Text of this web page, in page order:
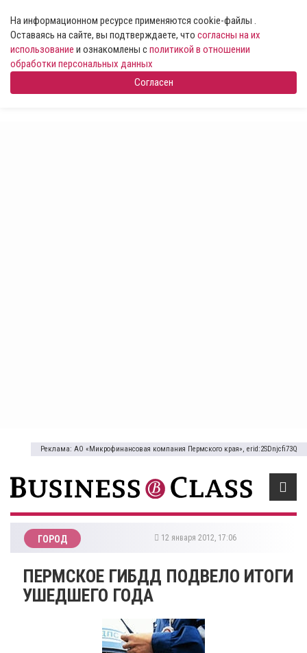
На информационном ресурсе применяются cookie-файлы .
Оставаясь на сайте, вы подтверждаете, что согласны на их
использование и ознакомлены сполитикой в отношении
обработки персональных данных
Согласен
Реклама: АО «Микрофинансовая компания Пермского края», erid:2SDnjcfi73Q
ГОРОД 12 января 2012, 17:06
ПЕРМСКОЕ ГИБДД ПОДВЕЛО ИТОГИ
УШЕДШЕГО ГОДА